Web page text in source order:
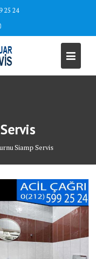
25 24
Siamp Servis